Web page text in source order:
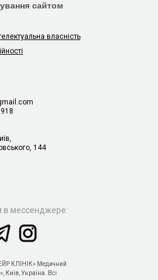
сайтом
власність
144
КЛІНІК» Медичний
Київ, Україна. Всі
в мессенджере: